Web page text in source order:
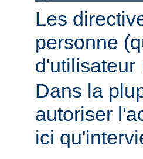
Les
personne
d'utilisateur
Dans la
autoriser
ici